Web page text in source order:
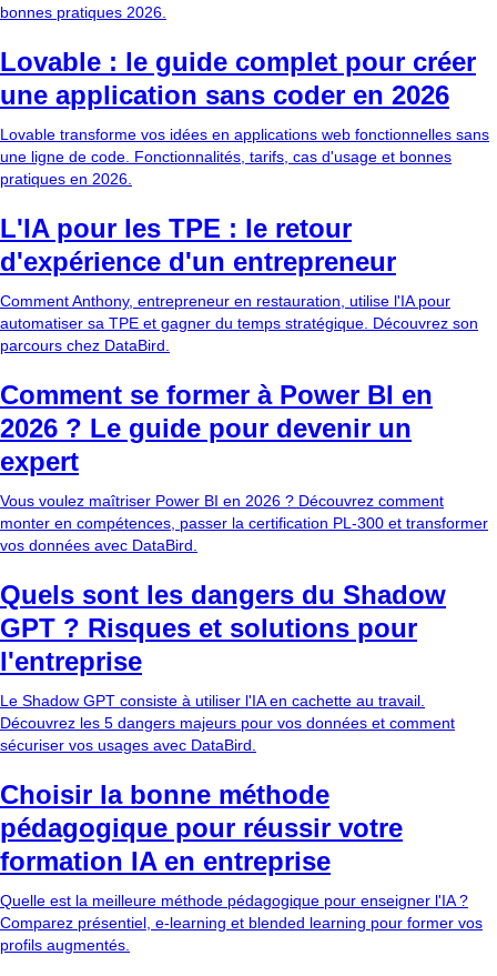
bonnes pratiques 2026.
Lovable : le guide complet pour créer
une application sans coder en 2026
Lovable transforme vos idées en applications web fonctionnelles sans
une ligne de code. Fonctionnalités, tarifs, cas d'usage et bonnes
pratiques en 2026.
L'IA pour les TPE : le retour
d'expérience d'un entrepreneur
Comment Anthony, entrepreneur en restauration, utilise l'IA pour
automatiser sa TPE et gagner du temps stratégique. Découvrez son
parcours chez DataBird.
Comment se former à Power BI en
2026 ? Le guide pour devenir un
expert
Vous voulez maîtriser Power BI en 2026 ? Découvrez comment
monter en compétences, passer la certification PL-300 et transformer
vos données avec DataBird.
Quels sont les dangers du Shadow
GPT ? Risques et solutions pour
l'entreprise
Le Shadow GPT consiste à utiliser l'IA en cachette au travail.
Découvrez les 5 dangers majeurs pour vos données et comment
sécuriser vos usages avec DataBird.
Choisir la bonne méthode
pédagogique pour réussir votre
formation IA en entreprise
Quelle est la meilleure méthode pédagogique pour enseigner l'IA ?
Comparez présentiel, e-learning et blended learning pour former vos
profils augmentés.